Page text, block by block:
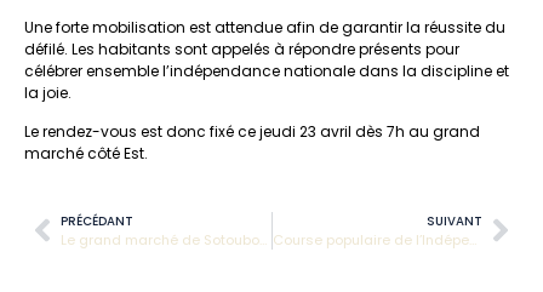
Une forte mobilisation est attendue afin de garantir la réussite du
défilé. Les habitants sont appelés à répondre présents pour
célébrer ensemble l’indépendance nationale dans la discipline et
la joie.
Le rendez-vous est donc fixé ce jeudi 23 avril dès 7h au grand
marché côté Est.
PRÉCÉDANT
Le grand marché de Sotouboua avancé au jeudi 30 avril 2026
SUIVANT
Course populaire de l’Indépendance à Sotouboua : rendez-vous ce samedi